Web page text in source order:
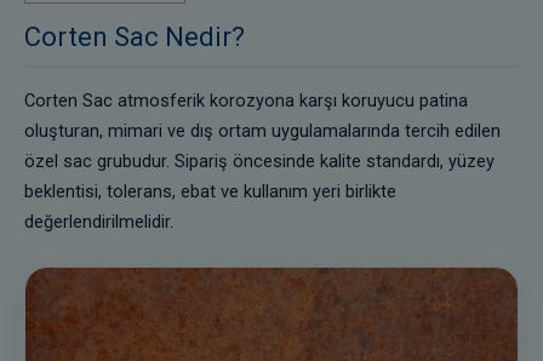
Corten Sac Nedir?
Corten Sac atmosferik korozyona karşı koruyucu patina
oluşturan, mimari ve dış ortam uygulamalarında tercih edilen
özel sac grubudur. Sipariş öncesinde kalite standardı, yüzey
beklentisi, tolerans, ebat ve kullanım yeri birlikte
değerlendirilmelidir.